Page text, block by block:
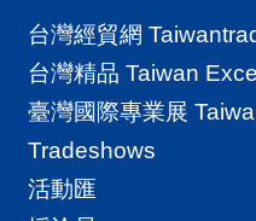
台灣經貿網
台灣精品 Taiwan
臺灣國際專業展
Tradeshows
活動匯